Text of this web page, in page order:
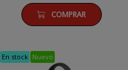
COMPRAR
En stock Nuevo